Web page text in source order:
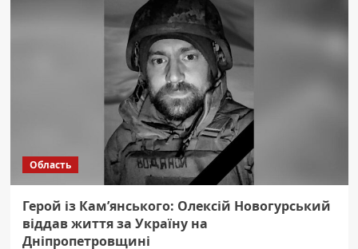
Область
Герой із Кам’янського: Олексій Новогурський
віддав життя за Україну на
Дніпропетровщині